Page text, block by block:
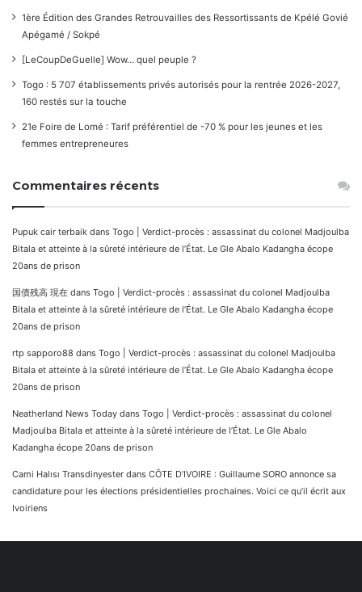
1ère Édition des Grandes Retrouvailles des Ressortissants de Kpélé Govié
Apégamé / Sokpé
[LeCoupDeGuelle] Wow… quel peuple ?
Togo : 5 707 établissements privés autorisés pour la rentrée 2026-2027,
160 restés sur la touche
21e Foire de Lomé : Tarif préférentiel de -70 % pour les jeunes et les
femmes entrepreneures
Commentaires récents
Pupuk cair terbaik dans Togo | Verdict-procès : assassinat du colonel Madjoulba
Bitala et atteinte à la sûreté intérieure de l’État. Le Gle Abalo Kadangha écope
20ans de prison
国債残高 現在 dans Togo | Verdict-procès : assassinat du colonel Madjoulba
Bitala et atteinte à la sûreté intérieure de l’État. Le Gle Abalo Kadangha écope
20ans de prison
rtp sapporo88 dans Togo | Verdict-procès : assassinat du colonel Madjoulba
Bitala et atteinte à la sûreté intérieure de l’État. Le Gle Abalo Kadangha écope
20ans de prison
Neatherland News Today dans Togo | Verdict-procès : assassinat du colonel
Madjoulba Bitala et atteinte à la sûreté intérieure de l’État. Le Gle Abalo
Kadangha écope 20ans de prison
Cami Halısı Transdinyester dans CÔTE D’IVOIRE : Guillaume SORO annonce sa
candidature pour les élections présidentielles prochaines. Voici ce qu’il écrit aux
Ivoiriens